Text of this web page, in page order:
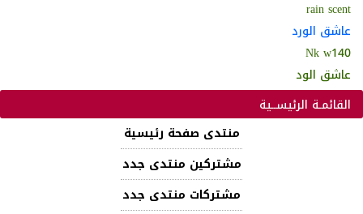
rain scent
عاشق الورد
Nk w140
عاشق الود
القائمـة الرئيســية
منتدى صفحة رئيسية
مشتركين منتدى جدد
مشتركات منتدى جدد